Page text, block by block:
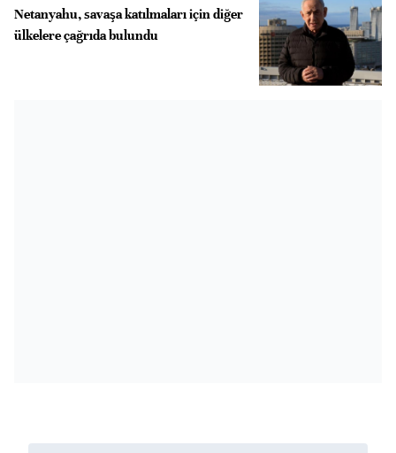
Netanyahu, savaşa katılmaları için diğer
ülkelere çağrıda bulundu